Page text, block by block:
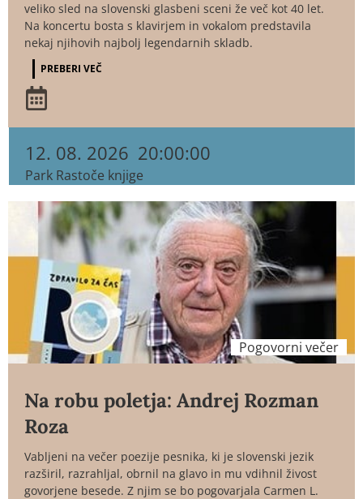
veliko sled na slovenski glasbeni sceni že več kot 40 let.
Na koncertu bosta s klavirjem in vokalom predstavila
nekaj njihovih najbolj legendarnih skladb.
PREBERI VEČ
12. 08. 2026 20:00:00
Park Rastoče knjige
Pogovorni večer
Na robu poletja: Andrej Rozman
Roza
Vabljeni na večer poezije pesnika, ki je slovenski jezik
razširil, razrahljal, obrnil na glavo in mu vdihnil živost
govorjene besede. Z njim se bo pogovarjala Carmen L.